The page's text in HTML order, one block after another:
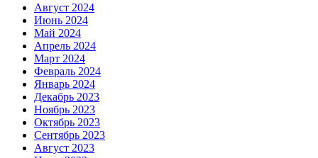
Август 2024
Июнь 2024
Май 2024
Апрель 2024
Март 2024
Февраль 2024
Январь 2024
Декабрь 2023
Ноябрь 2023
Октябрь 2023
Сентябрь 2023
Август 2023